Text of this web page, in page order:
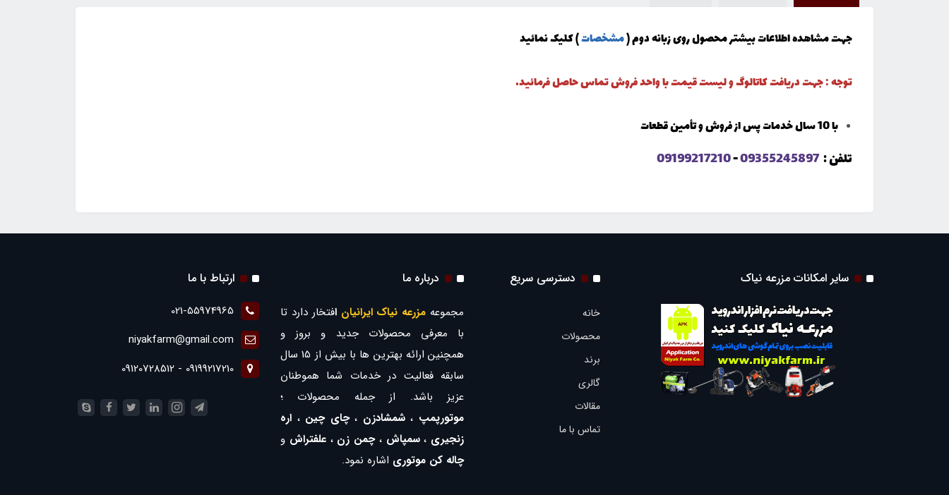
جهت مشاهده اطلاعات بیشتر محصول روی زبانه دوم (مشخصات) کلیک نمائید
توجه : جهت دریافت کاتالوگ و لیست قیمت با واحد فروش تماس حاصل فرمائید.
با 10 سال خدمات پس از فروش و تأمین قطعات
تلفن :09355245897
-
09199217210
سایر امکانات مزرعه نیاک دسترسی سریع
خانه
محصولات
برند
گالری
مقالات
تماس با ما
درباره ما
مجموعه مزرعه نیاک ایرانیانافتخار دارد تا
با معرفی محصولات جدید و بروز و
همچنین ارائه بهترین ها با بیش از 15 سال
سابقه فعالیت در خدمات شما هموطنان
عزیز باشد. از جمله محصولات ؛
موتورپمپ ،شمشادزن ،چای چین ، اره
زنجیری ،سمپاش ،چمن زن ،علفتراش و
چاله کن موتوری اشاره نمود.
ارتباط با ما
021-55974965
niyakfarm@gmail.com
09199217210 - 09120728512